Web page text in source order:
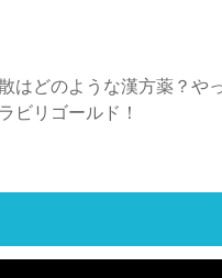
はどのような漢方薬？や
ビリゴールド！